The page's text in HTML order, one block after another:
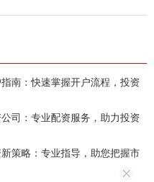
南：快速掌握开户流程，投资
司：专业配资服务，助力投资
策略：专业指导，助您把握市